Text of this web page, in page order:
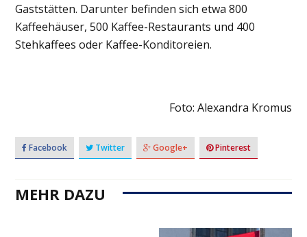
Gaststätten. Darunter befinden sich etwa 800
Kaffeehäuser, 500 Kaffee-Restaurants und 400
Stehkaffees oder Kaffee-Konditoreien.
Foto: Alexandra Kromus
Facebook Twitter Google+ Pinterest
MEHR DAZU